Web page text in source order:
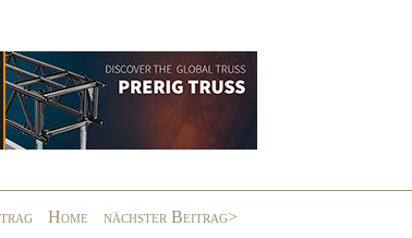
Home nächster Beitrag>